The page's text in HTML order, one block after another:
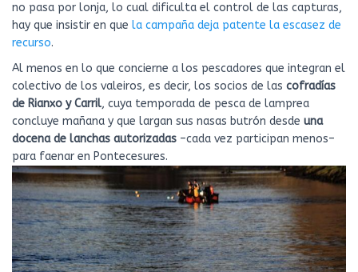
no pasa por lonja, lo cual dificulta el control de las capturas,
hay que insistir en que la campaña deja patente la escasez de
recurso.
Al menos en lo que concierne a los pescadores que integran el
colectivo de los valeiros, es decir, los socios de las cofradías
de Rianxo y Carril, cuya temporada de pesca de lamprea
concluye mañana y que largan sus nasas butrón desde una
docena de lanchas autorizadas –cada vez participan menos–
para faenar en Pontecesures.